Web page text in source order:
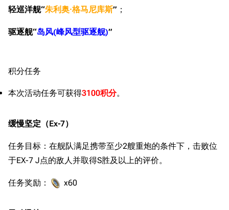
轻巡洋舰“朱利奥·格马尼库斯” ；
驱逐舰“岛风(峰风型驱逐舰)”
积分任务
本次活动任务可获得3100积分。
缓慢坚定（Ex-7）
任务目标：在舰队满足携带至少2艘重炮的条件下，击败位
于EX-7 J点的敌人并取得S胜及以上的评价。
任务奖励： x60